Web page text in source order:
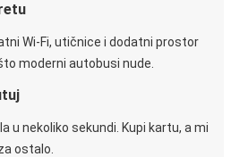
Wi-Fi, utičnice i dodatni prostor
moderni autobusi nude.
u nekoliko sekundi. Kupi kartu, a mi
ostalo.